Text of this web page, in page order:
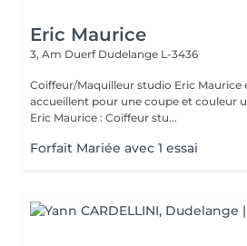
Eric Maurice
3, Am Duerf Dudelange L-3436
Coiffeur/Maquilleur studio Eric Maurice et son equipe vous
accueillent pour une coupe et couleur
Eric Maurice : Coiffeur stu...
Forfait Mariée avec 1 essai